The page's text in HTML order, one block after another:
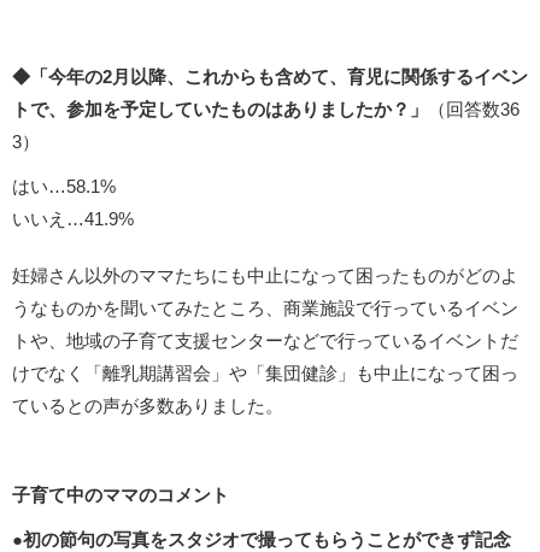
◆「今年の2月以降、これからも含めて、育児に関係するイベン
トで、参加を予定していたものはありましたか？」
（回答数36
3）
はい…58.1%
いいえ…41.9%
妊婦さん以外のママたちにも中止になって困ったものがどのよ
うなものかを聞いてみたところ、商業施設で行っているイベン
トや、地域の子育て支援センターなどで行っているイベントだ
けでなく「離乳期講習会」や「集団健診」も中止になって困っ
ているとの声が多数ありました。
子育て中のママのコメント
●初の節句の写真をスタジオで撮ってもらうことができず記念